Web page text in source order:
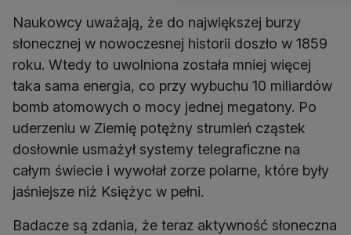
Naukowcy uważają, że do największej burzy
słonecznej w nowoczesnej historii doszło w 1859
roku. Wtedy to uwolniona została mniej więcej
taka sama energia, co przy wybuchu 10 miliardów
bomb atomowych o mocy jednej megatony. Po
uderzeniu w Ziemię potężny strumień cząstek
dosłownie usmażył systemy telegraficzne na
całym świecie i wywołał zorze polarne, które były
jaśniejsze niż Księżyc w pełni.
Badacze są zdania, że teraz aktywność słoneczna